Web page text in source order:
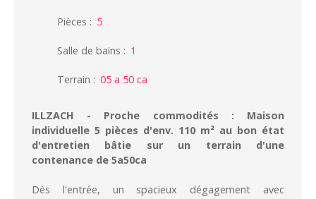
Pièces : 5
Salle de bains : 1
Terrain : 05 a 50 ca
ILLZACH - Proche commodités : Maison
individuelle 5 pièces d'env. 110 m² au bon état
d'entretien bâtie sur un terrain d'une
contenance de 5a50ca
Dès l'entrée, un spacieux dégagement avec